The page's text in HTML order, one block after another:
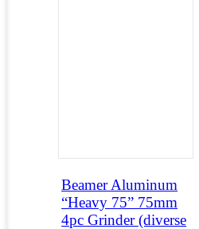
Beamer Aluminum
“Heavy 75” 75mm
4pc Grinder (diverse